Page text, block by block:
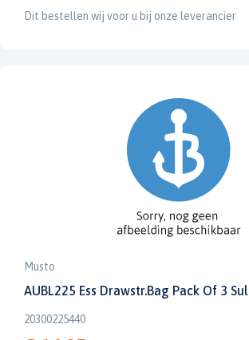
Dit bestellen wij voor u bij onze leverancier
Musto
AUBL225 Ess Drawstr.Bag Pack Of 3 Sul
20300225440